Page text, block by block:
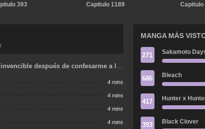
393 Capitulo 1189 Capitulo
después de confesarme a la
4 mins
4 mins
4 mins
4 mins
MANGA MÁS
271 Sakamoto
686 Bleach
417 Hunter x
393 Black Clover